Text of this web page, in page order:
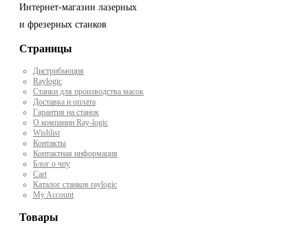
Интернет-магазин лазерных
и фрезерных станков
Страницы
Дистрибьюция
Raylogic
Станки для производства масок
Доставка и оплата
Гарантия на станок
О компании Ray-logic
Wishlist
Контакты
Контактная информация
Блог о чпу
Cart
Каталог станков raylogic
My Account
Товары